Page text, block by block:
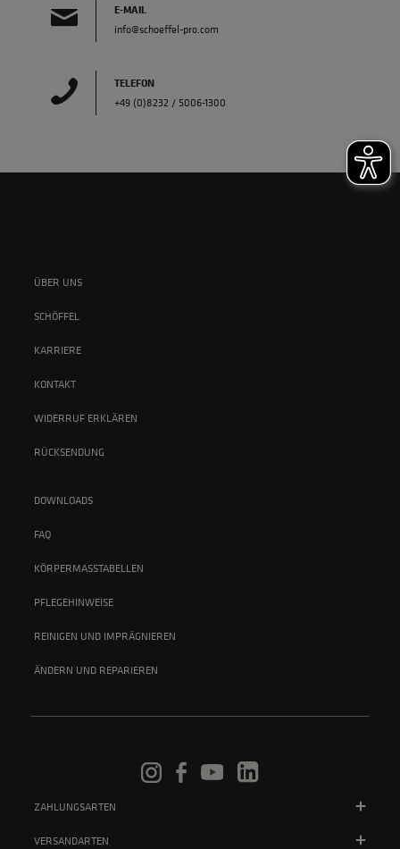
E-MAIL
info@schoeffel-pro.com
TELEFON
+49 (0)8232 / 5006-1300
ÜBER UNS
SCHÖFFEL
KARRIERE
KONTAKT
WIDERRUF ERKLÄREN
RÜCKSENDUNG
DOWNLOADS
FAQ
KÖRPERMASSTABELLEN
PFLEGEHINWEISE
REINIGEN UND IMPRÄGNIEREN
ÄNDERN UND REPARIEREN
ZAHLUNGSARTEN
VERSANDARTEN